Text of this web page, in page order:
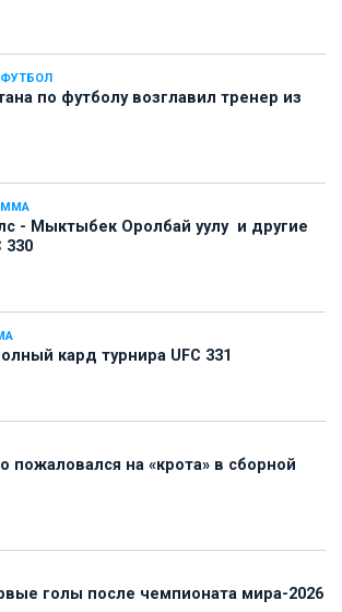
ФУТБОЛ
по футболу возглавил тренер из
ММА
- Мыктыбек Оролбай уулу и другие
330
кард турнира UFC 331
пожаловался на «крота» в сборной
голы после чемпионата мира-2026